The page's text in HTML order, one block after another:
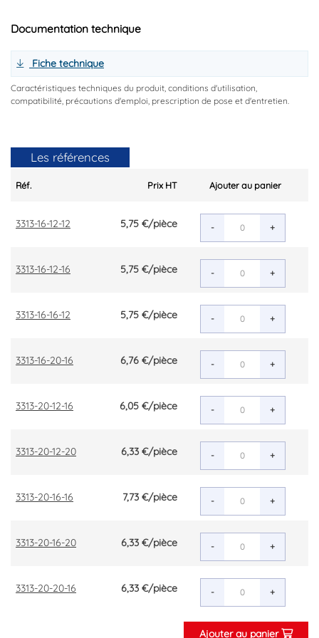
Documentation technique
Fiche technique
Caractéristiques techniques du produit, conditions d'utilisation,
compatibilité, précautions d'emploi, prescription de pose et d'entretien.
Les références
Réf. Prix HT Ajouter au panier
3313-16-12-12 5,75 €/pièce - +
3313-16-12-16 5,75 €/pièce - +
3313-16-16-12 5,75 €/pièce - +
3313-16-20-16 6,76 €/pièce - +
3313-20-12-16 6,05 €/pièce - +
3313-20-12-20 6,33 €/pièce - +
3313-20-16-16 7,73 €/pièce - +
3313-20-16-20 6,33 €/pièce - +
3313-20-20-16 6,33 €/pièce - +
Ajouter au panier